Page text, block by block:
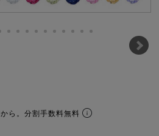
から。分割手数料無料